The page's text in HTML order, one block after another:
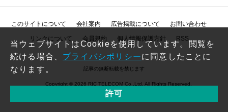
このサイトについて 会社案内 広告掲載について お問い合わせ
リンクについて 会員規約 個人情報保護方針 RSS
記事の無断転載を禁じます
Copyright © 2026 RIC TELECOM Co.,Ltd. All Rights Reserved.
当ウェブサイトはCookieを使用しています。閲覧を
続ける場合、 プライバシポリシーに同意したことに
なります。
許可